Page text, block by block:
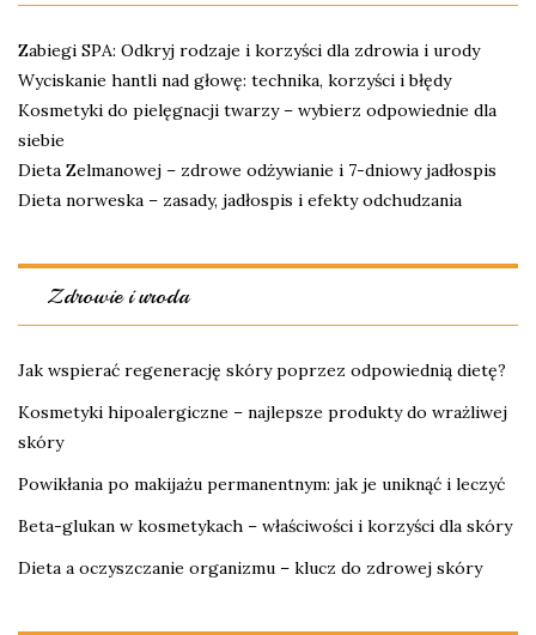
Zabiegi SPA: Odkryj rodzaje i korzyści dla zdrowia i urody
Wyciskanie hantli nad głowę: technika, korzyści i błędy
Kosmetyki do pielęgnacji twarzy – wybierz odpowiednie dla
siebie
Dieta Zelmanowej – zdrowe odżywianie i 7-dniowy jadłospis
Dieta norweska – zasady, jadłospis i efekty odchudzania
Zdrowie i uroda
Jak wspierać regenerację skóry poprzez odpowiednią dietę?
Kosmetyki hipoalergiczne – najlepsze produkty do wrażliwej
skóry
Powikłania po makijażu permanentnym: jak je uniknąć i leczyć
Beta-glukan w kosmetykach – właściwości i korzyści dla skóry
Dieta a oczyszczanie organizmu – klucz do zdrowej skóry